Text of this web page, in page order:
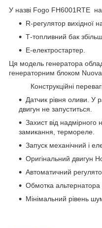
У назві Fogo FH6001RTE
R-регулятор вихідної
Т-топливний бак
Е-електростартер.
Ця модель генератора
генераторним блоком
Конструкційні
Датчик рівня оливи. У
двигун не запуститься.
Захист від надмірного
замикання, термореле.
Запуск механічний і
Оригінальний двигун
Автоматичний
Обмотка альтернатора
Мінімальний рівень